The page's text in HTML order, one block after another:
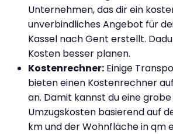
Unternehmen, das dir ein
unverbindliches Angebot für
Kassel nach Gent erstellt.
Kosten besser planen.
Kostenrechner: Einige
bieten einen Kostenrechner
an. Damit kannst du eine
Umzugskosten basierend auf
km und der Wohnfläche in qm